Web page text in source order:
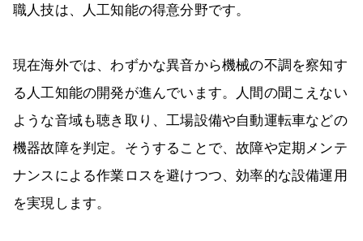
職人技は、人工知能の得意分野です。
現在海外では、わずかな異音から機械の不調を察知す
る人工知能の開発が進んでいます。人間の聞こえない
ような音域も聴き取り、工場設備や自動運転車などの
機器故障を判定。そうすることで、故障や定期メンテ
ナンスによる作業ロスを避けつつ、効率的な設備運用
を実現します。